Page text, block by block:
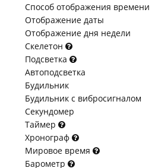
Способ отображения времени
Отображение даты
Отображение дня недели
Скелетон
Подсветка
Автоподсветка
Будильник
Будильник с вибросигналом
Секундомер
Таймер
Хронограф
Мировое время
Барометр